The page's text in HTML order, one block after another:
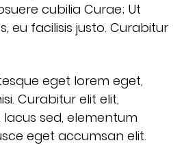
cubilia Curae; Ut
eu facilisis justo. Curabitur
eget lorem eget,
Curabitur elit elit,
sed, elementum
eget accumsan elit.